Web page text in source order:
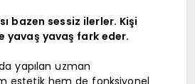
bazen sessiz ilerler. Kişi
yavaş yavaş fark eder.
yapılan uzman